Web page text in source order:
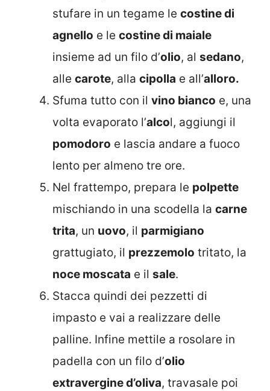
stufare in un tegame le costine di
agnello e le costine di maiale
insieme ad un filo d’olio, al sedano,
alle carote, alla cipolla e all’alloro.
Sfuma tutto con il vino bianco e, una
volta evaporato l’alcol, aggiungi il
pomodoro e lascia andare a fuoco
lento per almeno tre ore.
Nel frattempo, prepara le polpette
mischiando in una scodella la carne
trita, un uovo, il parmigiano
grattugiato, il prezzemolo tritato, la
noce moscata e il sale.
Stacca quindi dei pezzetti di
impasto e vai a realizzare delle
palline. Infine mettile a rosolare in
padella con un filo d’olio
extravergine d’oliva, travasale poi